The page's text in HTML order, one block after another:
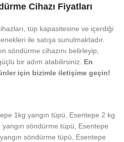
Cihazı Fiyatları
tüp kapasitesine ve içerdiği
ile satışa sunulmaktadır.
söndürme cihazını belirleyip,
bir adım atabilirsiniz. En
için bizimle iletişime geçin!
1kg yangın tüpü, Esentepe 2 kg
söndürme tüpü, Esentepe
söndürme tüpü, Esentepe